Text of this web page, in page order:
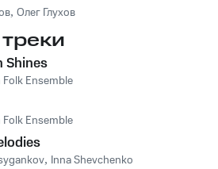
, Олег Глухов
Shines
Ensemble
Ensemble
, Inna Shevchenko